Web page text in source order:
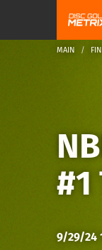
MAIN
#1
9/29/24